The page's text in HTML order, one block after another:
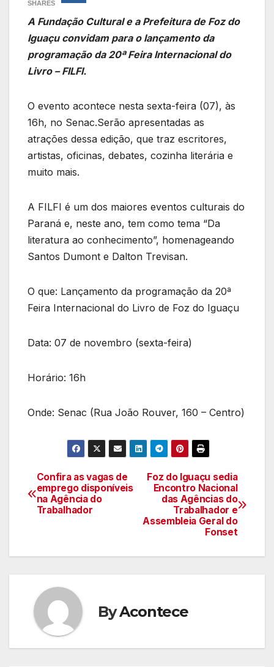
SHARES
A Fundação Cultural e a Prefeitura de Foz do
Iguaçu convidam para o lançamento da
programação da 20ª Feira Internacional do
Livro – FILFI.
O evento acontece nesta sexta-feira (07), às
16h, no Senac.Serão apresentadas as
atrações dessa edição, que traz escritores,
artistas, oficinas, debates, cozinha literária e
muito mais.
A FILFI é um dos maiores eventos culturais do
Paraná e, neste ano, tem como tema “Da
literatura ao conhecimento”, homenageando
Santos Dumont e Dalton Trevisan.
O que: Lançamento da programação da 20ª
Feira Internacional do Livro de Foz do Iguaçu
Data: 07 de novembro (sexta-feira)
Horário: 16h
Onde: Senac (Rua João Rouver, 160 – Centro)
Navegação
de
Foz do Iguaçu sedia
Encontro Nacional
das Agências do
Trabalhador e
Assembleia Geral do
Fonset
Confira as vagas de
emprego disponíveis
na Agência do
Trabalhador
ByAcontece